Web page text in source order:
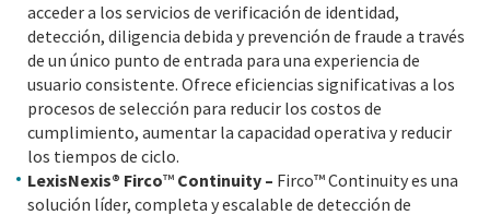
acceder a los servicios de verificación de identidad,
detección, diligencia debida y prevención de fraude a través
de un único punto de entrada para una experiencia de
usuario consistente. Ofrece eficiencias significativas a los
procesos de selección para reducir los costos de
cumplimiento, aumentar la capacidad operativa y reducir
los tiempos de ciclo.
LexisNexis® Firco™ Continuity – Firco™ Continuity es una
solución líder, completa y escalable de detección de